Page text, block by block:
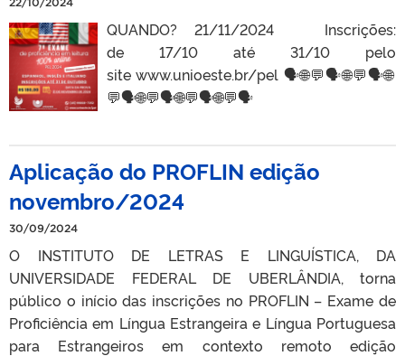
QUANDO? 21/11/2024 Inscrições:
de 17/10 até 31/10 pelo
site www.unioeste.br/pel 🗣️🌐💬🗣🌐💬🗣️🌐
💬🗣️🌐💬🗣️🌐💬🗣️🌐💬🗣
Aplicação do PROFLIN edição
novembro/2024
30/09/2024
O INSTITUTO DE LETRAS E LINGUÍSTICA, DA
UNIVERSIDADE FEDERAL DE UBERLÂNDIA, torna
público o início das inscrições no PROFLIN – Exame de
Proficiência em Língua Estrangeira e Língua Portuguesa
para Estrangeiros em contexto remoto edição